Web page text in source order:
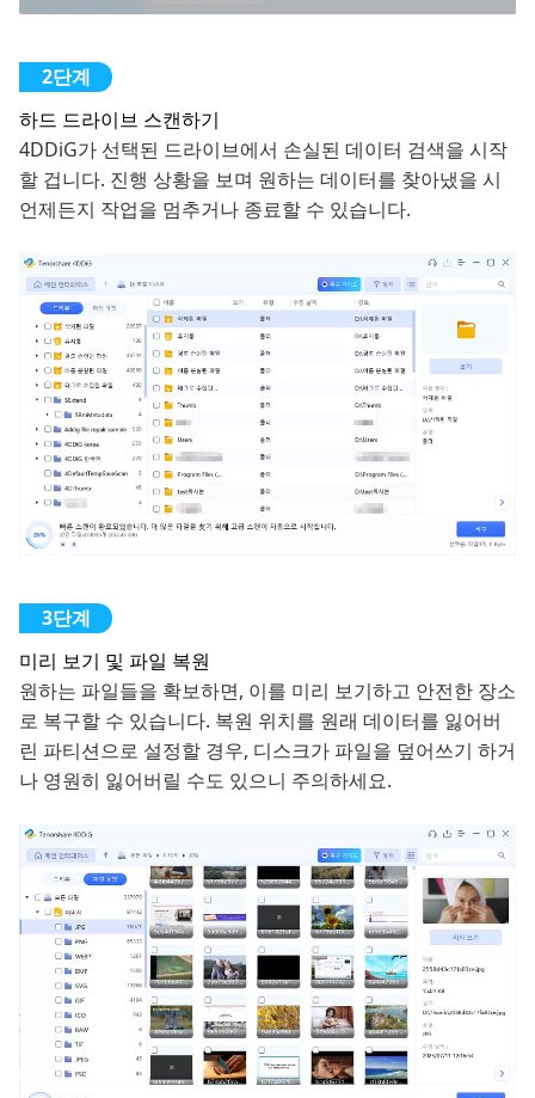
하드 드라이브 스캔하기
4DDiG가 선택된 드라이브에서 손실된 데이터 검색을 시작
할 겁니다. 진행 상황을 보며 원하는 데이터를 찾아냈을 시
언제든지 작업을 멈추거나 종료할 수 있습니다.
미리 보기 및 파일 복원
원하는 파일들을 확보하면, 이를 미리 보기하고 안전한 장소
로 복구할 수 있습니다. 복원 위치를 원래 데이터를 잃어버
린 파티션으로 설정할 경우, 디스크가 파일을 덮어쓰기 하거
나 영원히 잃어버릴 수도 있으니 주의하세요.